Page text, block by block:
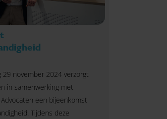
29 november 2024 verzorgt
in samenwerking met
Advocaten een bijeenkomst
Tijdens deze